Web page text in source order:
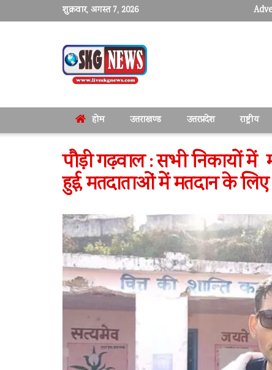
शुक्रवार, अगस्त 7, 2026
होम उत्तराखण्ड उत्तरप्रदेश राष्ट्रीय
पौड़ी गढ़वाल : सभी निकायों में
हुई, मतदाताओं में मतदान के लिए